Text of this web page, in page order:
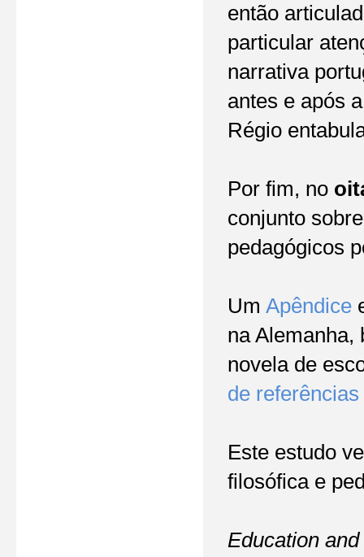
então
particular
narrativa
antes e após
Régio
Por fim, no
conjunto
pedagógicos
Um Apêndice
na Alemanha,
novela de
de referências
Este estudo
filosófica e
Education